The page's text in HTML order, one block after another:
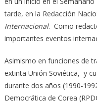
tarde, en la Redacción
Internacional. Como
importantes eventos
Asimismo en funciones de
extinta Unión Soviética, y
durante dos años (1990-
Democrática de Corea